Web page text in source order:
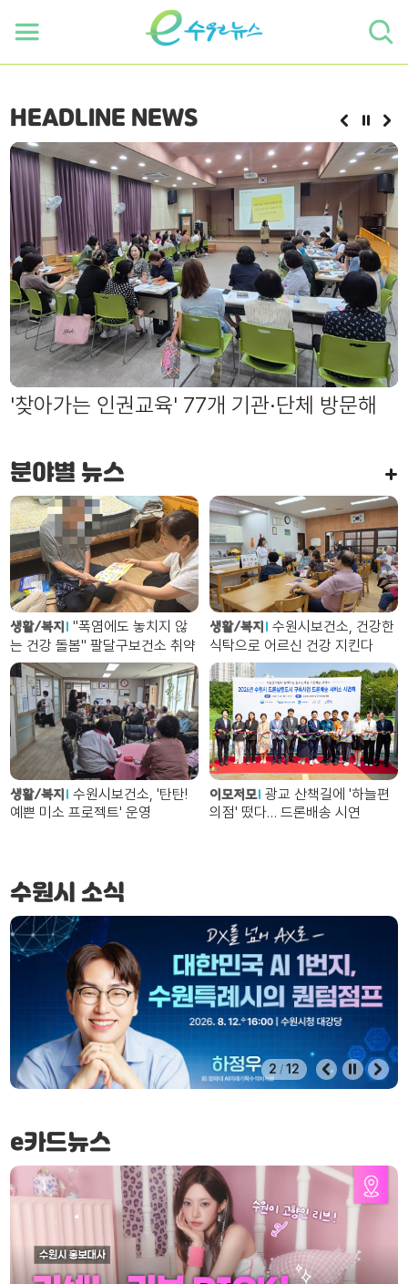
HEADLINE NEWS
수원 출신 아이돌 '리센느 리브' 추천! 직접 따
'찾아가는 인권교육' 77개 기관·단체 방문해
분야별 뉴스
생활/복지
"폭염에도 놓치지 않
는 건강 돌봄" 팔달구보건소 취약
계층 안부 살핀다
생활/복지
수원시보건소, 건강한
식탁으로 어르신 건강 지킨다
생활/복지
수원시보건소, '탄탄!
예쁜 미소 프로젝트' 운영
이모저모
광교 산책길에 '하늘편
의점' 떴다… 드론배송 시연
수원시 소식
2 / 12
e카드뉴스